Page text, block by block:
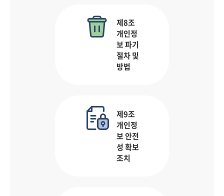
제8조
개인정
보 파기
절차 및
방법
제9조
개인정
보 안전
성 확보
조치